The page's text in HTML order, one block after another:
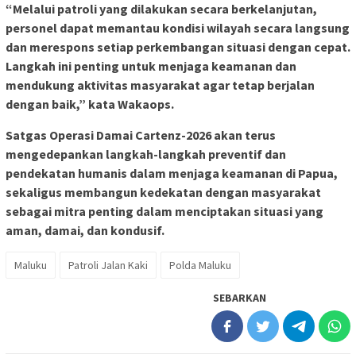
“Melalui patroli yang dilakukan secara berkelanjutan,
personel dapat memantau kondisi wilayah secara langsung
dan merespons setiap perkembangan situasi dengan cepat.
Langkah ini penting untuk menjaga keamanan dan
mendukung aktivitas masyarakat agar tetap berjalan
dengan baik,” kata Wakaops.
Satgas Operasi Damai Cartenz-2026 akan terus
mengedepankan langkah-langkah preventif dan
pendekatan humanis dalam menjaga keamanan di Papua,
sekaligus membangun kedekatan dengan masyarakat
sebagai mitra penting dalam menciptakan situasi yang
aman, damai, dan kondusif.
Maluku Patroli Jalan Kaki Polda Maluku
SEBARKAN